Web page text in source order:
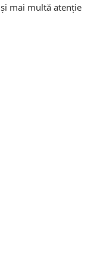
mai multă atenție